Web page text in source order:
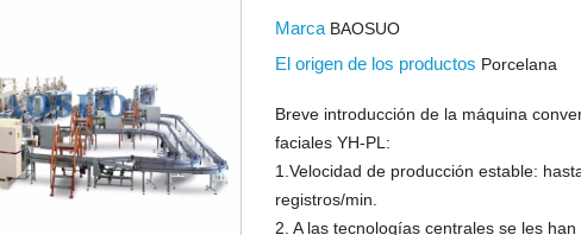
Marca BAOSUO
El origen de los productos Porcelana
Breve introducción de la máquina
faciales YH-PL:
1.Velocidad de producción estable:
registros/min.
2. A las tecnologías centrales se les